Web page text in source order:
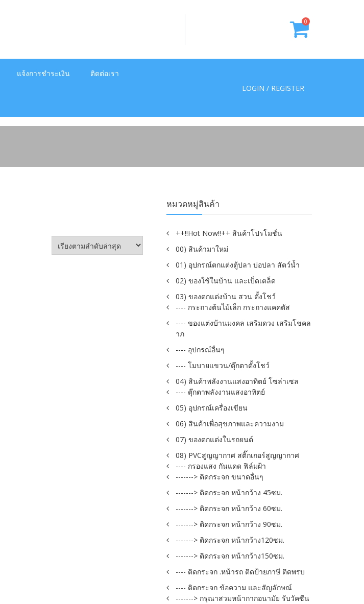
0
แจ้งการชำระเงิน ติดต่อเรา
LOGIN / REGISTER
หมวดหมู่สินค้า
++!!Hot Now!!++ สินค้าโปรโมชั่น
00) สินค้ามาใหม่
01) อุปกรณ์ตกแต่งตู้ปลา บ่อปลา สัตว์น้ำ
02) ของใช้ในบ้าน และเบ็ดเตล็ด
03) ของตกแต่งบ้าน สวน ตั้งโชว์
---- กระถางต้นไม้เล็ก กระถางแคคตัส
---- ของแต่งบ้านมงคล เสริมดวง เสริมโชคล
าภ
---- อุปกรณ์อื่นๆ
---- โมบายแขวน/ตุ๊กตาตั้งโชว์
04) สินค้าพลังงานแสงอาทิตย์ โซล่าเซล
---- ตุ๊กตาพลังงานแสงอาทิตย์
05) อุปกรณ์เครื่องเขียน
06) สินค้าเพื่อสุขภาพและความงาม
07) ของตกแต่งในรถยนต์
08) PVCสูญญากาศ สติ๊กเกอร์สูญญากาศ
---- กรองแสง กันแดด ฟิล์มฝ้า
-------> ติดกระจก ขนาดอื่นๆ
-------> ติดกระจก หน้ากว้าง 45ซม.
-------> ติดกระจก หน้ากว้าง 60ซม.
-------> ติดกระจก หน้ากว้าง 90ซม.
-------> ติดกระจก หน้ากว้าง120ซม.
-------> ติดกระจก หน้ากว้าง150ซม.
---- ติดกระจก .หน้ารถ ติดป้ายภาษี ติดพรบ
---- ติดกระจก ข้อความ และสัญลักษณ์
-------> กรุณาสวมหน้ากากอนามัย รับวัคซีน